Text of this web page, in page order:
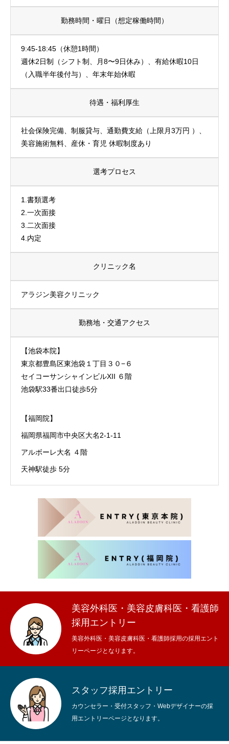
勤務時間・曜日（想定稼働時間）
9:45-18:45（休憩1時間）
週休2日制（シフト制、月8〜9日休み）、有給休暇10日
（入職半年後付与）、年末年始休暇
待遇・福利厚生
社会保険完備、制服貸与、通勤費支給（上限月3万円 ）、
美容施術無料、産休・育児 休暇制度あり
選考プロセス
1.書類選考
2.一次面接
3.二次面接
4.内定
クリニック名
アラジン美容クリニック
勤務地・ 交通アクセス
【池袋本院】
東京都豊島区東池袋１丁目３０−６
セイコーサンシャインビルXII ６階
池袋駅33番出口徒歩5分
【福岡院】
福岡県福岡市中央区大名2-1-11
アルボーレ大名 ４階
天神駅徒歩 5分
美容外科医・美容皮膚科医・看護師
採用エントリー
美容外科医・美容皮膚科医・看護師採用の採用エント
リーページとなります。
スタッフ採用エントリー
カウンセラー・受付スタッフ・Webデザイナーの採
用エントリーページとなります。